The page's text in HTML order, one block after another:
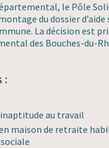
le Pôle
du dossier d’aide
La décision est
des Bouches-du-
:
au travail
maison de retraite